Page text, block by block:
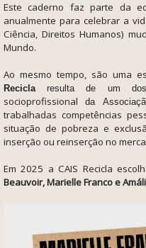
Este caderno faz parte da
anualmente para celebrar a
Ciência, Direitos Humanos)
Mundo.
Ao mesmo tempo, são uma
Reciclaresulta de um
socioprofissionalda
trabalhadas competências
situação de pobreza e
inserção ou reinserção no
Em 2025 a CAIS Recicla
Beauvoir, Marielle Franco e